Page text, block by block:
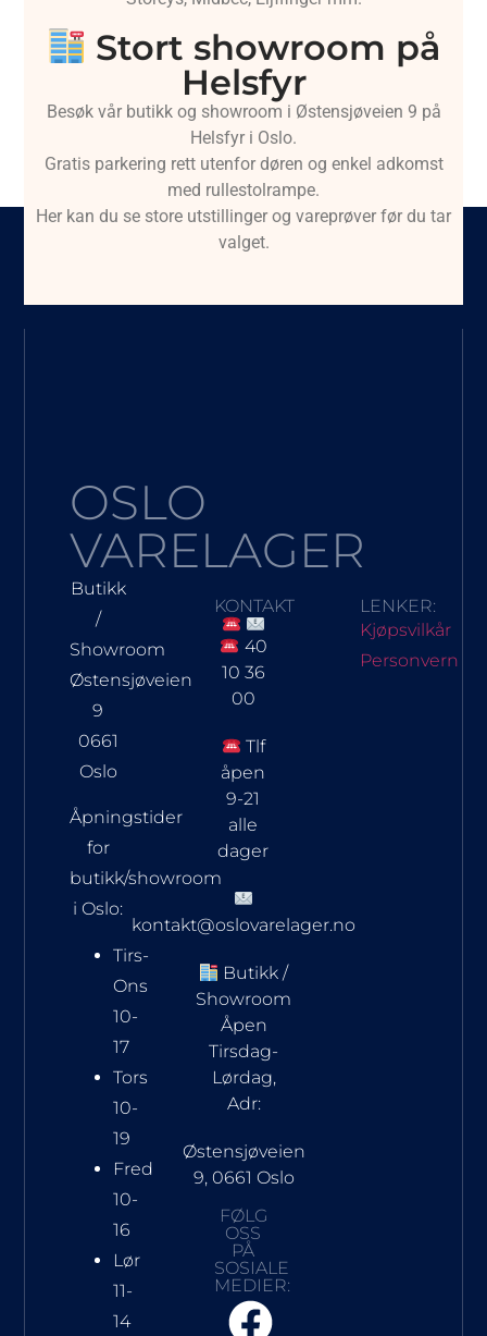
Stort showroom på
Helsfyr
Besøk vår butikk og showroom i Østensjøveien 9 på
Helsfyr i Oslo.
Gratis parkering rett utenfor døren og enkel adkomst
med rullestolrampe.
Her kan du se store utstillinger og vareprøver før du tar
valget.
OSLO
VARELAGER
Butikk
/
Showroom
Østensjøveien
9
0661
Oslo
Åpningstider
for
butikk/showroom
i Oslo:
Tirs-
Ons
10-
17
Tors
10-
19
Fred
10-
16
Lør
11-
14
KONTAKT
40
10 36
00
Tlf
åpen
9-21
alle
dager
kontakt@oslovarelager.no
Butikk /
Showroom
Åpen
Tirsdag-
Lørdag,
Adr:
Østensjøveien
9, 0661 Oslo
FØLG
OSS
PÅ
SOSIALE
MEDIER:
LENKER:
Kjøpsvilkår
Personvern